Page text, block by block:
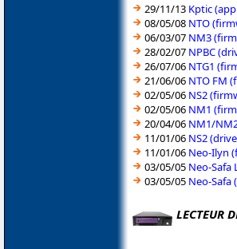
29/11/13 Kptic
08/05/08 NTO
06/03/07 NM3
28/02/07 NPBC
26/07/06 NTG1
21/06/06 NTO FM
02/05/06 NS2
02/05/06 NM1
20/04/06 NM1/
11/01/06 NS2
11/01/06 Neo-Ilyn
03/05/05 Neo-Safa
03/05/05 Neo-Safa
LECTEUR